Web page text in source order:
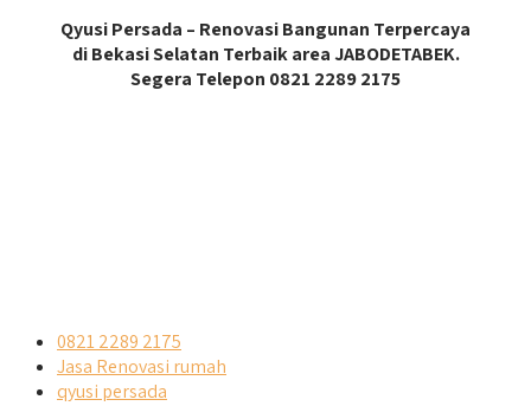
Qyusi Persada – Renovasi Bangunan Terpercaya
di Bekasi Selatan Terbaik area JABODETABEK.
Segera Telepon 0821 2289 2175
0821 2289 2175
Jasa Renovasi rumah
qyusi persada